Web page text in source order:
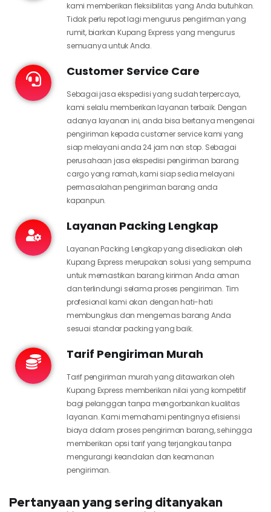
kami memberikan fleksibilitas yang Anda butuhkan.
Tidak perlu repot lagi mengurus pengiriman yang
rumit, biarkan Kupang Express yang mengurus
semuanya untuk Anda.
Customer Service Care
Sebagai jasa ekspedisi yang sudah terpercaya,
kami selalu memberikan layanan terbaik. Dengan
adanya layanan ini, anda bisa bertanya mengenai
pengiriman kepada customer service kami yang
siap melayani anda 24 jam non stop. Sebagai
perusahaan jasa ekspedisi pengiriman barang
cargo yang ramah, kami siap sedia melayani
permasalahan pengiriman barang anda
kapanpun.
Layanan Packing Lengkap
Layanan Packing Lengkap yang disediakan oleh
Kupang Express merupakan solusi yang sempurna
untuk memastikan barang kiriman Anda aman
dan terlindungi selama proses pengiriman. Tim
profesional kami akan dengan hati-hati
membungkus dan mengemas barang Anda
sesuai standar packing yang baik.
Tarif Pengiriman Murah
Tarif pengiriman murah yang ditawarkan oleh
Kupang Express memberikan nilai yang kompetitif
bagi pelanggan tanpa mengorbankan kualitas
layanan. Kami memahami pentingnya efisiensi
biaya dalam proses pengiriman barang, sehingga
memberikan opsi tarif yang terjangkau tanpa
mengurangi keandalan dan keamanan
pengiriman.
Pertanyaan yang sering ditanyakan